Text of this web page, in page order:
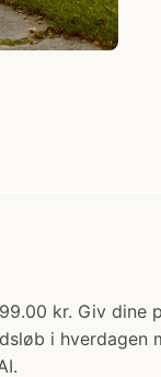
kr. Giv
i hverdagen